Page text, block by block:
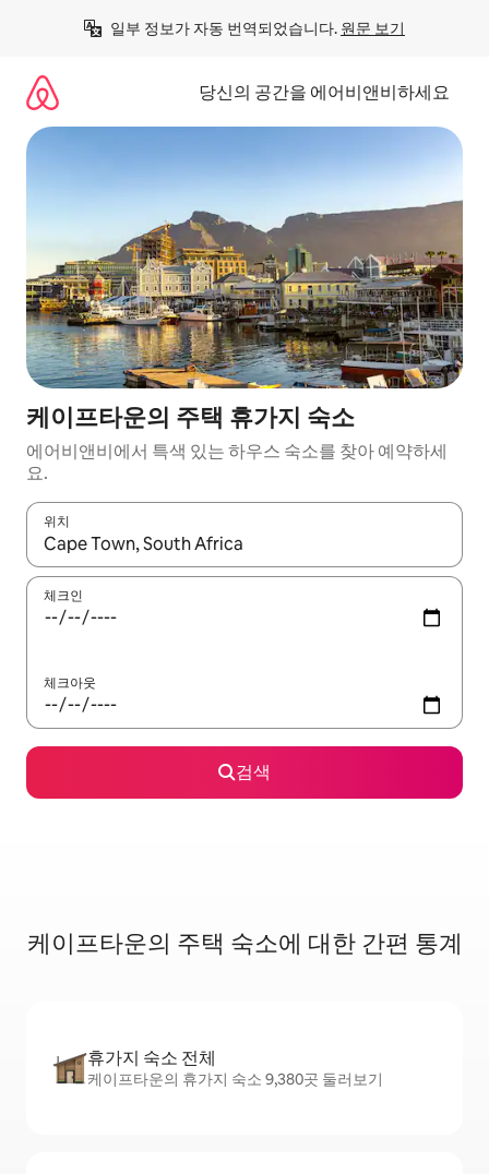
일부 정보가 자동 번역되었습니다. 원문 보기
당신의 공간을 에어비앤비하세요
케이프타운의 주택 휴가지 숙소
에어비앤비에서 특색 있는 하우스 숙소를 찾아 예약하세
요.
위치
결과가 나오면 위·아래 화살표 키를 사용하거나 터치 또는 스와이
체크인
체크아웃
검색
케이프타운의 주택 숙소에 대한 간편 통계
휴가지 숙소 전체
케이프타운의 휴가지 숙소 9,380곳 둘러보기